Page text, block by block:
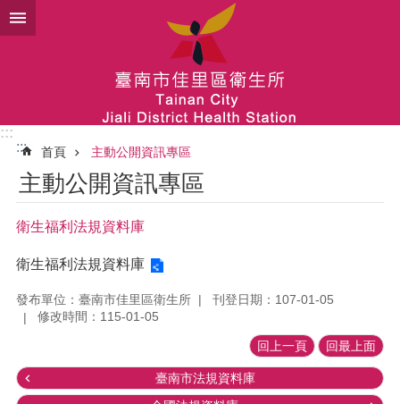
跳到主要內容區塊
:::
:::
首頁 主動公開資訊專區
主動公開資訊專區
衛生福利法規資料庫
衛生福利法規資料庫
發布單位：臺南市佳里區衛生所
刊登日期：107-01-05
修改時間：115-01-05
回上一頁 回最上面
臺南市法規資料庫